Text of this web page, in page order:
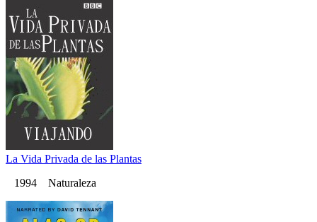
La Vida Privada de las Plantas
1994 Naturaleza